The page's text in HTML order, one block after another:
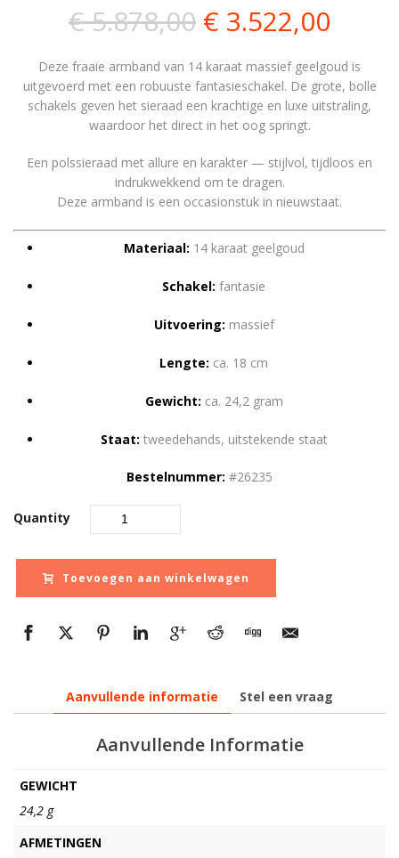
€5.878,00
prijs
was:
€ 5.878,00.
€ 3.522,00
prijs
is:
Deze fraaie armband van 14 karaat massief geelgoud is
uitgevoerd met een robuuste fantasieschakel. De grote, bolle
schakels geven het sieraad een krachtige en luxe uitstraling,
waardoor het direct in het oog springt.
Een polssieraad met allure en karakter — stijlvol, tijdloos en
indrukwekkend om te dragen.
Deze armband is een occasionstuk in nieuwstaat.
Materiaal: 14 karaat geelgoud
Schakel: fantasie
Uitvoering: massief
Lengte: ca. 18 cm
Gewicht: ca. 24,2 gram
Staat: tweedehands, uitstekende staat
Bestelnummer: #26235
Quantity
Toevoegen aan winkelwagen
Aanvullende informatie Stel een vraag
Aanvullende Informatie
GEWICHT
24,2 g
AFMETINGEN